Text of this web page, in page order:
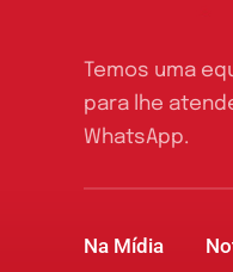
Temos uma
para lhe
WhatsApp.
Na Mídia